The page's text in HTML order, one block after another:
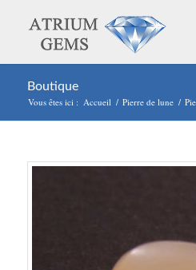
Boutique
Vous êtes ici : Accueil / Pierre de lune /